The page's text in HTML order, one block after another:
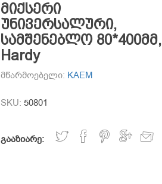
მიქსერი
უნივერსალური,
სამშენებლო 80*400მმ,
Hardy
მწარმოებელი: KAEM
SKU: 50801
გააზიარე: